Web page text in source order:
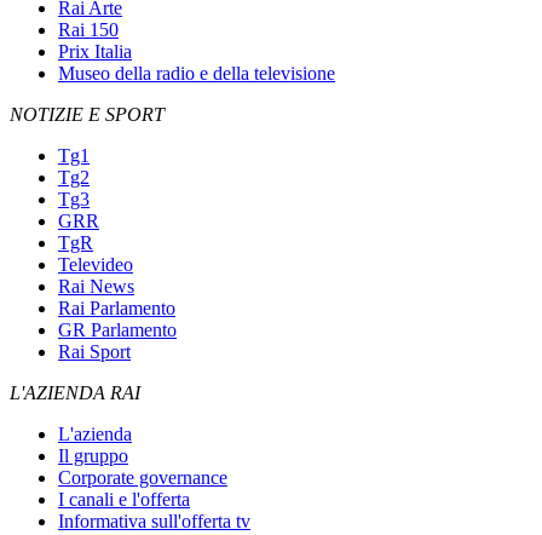
Rai Arte
Rai 150
Prix Italia
Museo della radio e della televisione
NOTIZIE E SPORT
Tg1
Tg2
Tg3
GRR
TgR
Televideo
Rai News
Rai Parlamento
GR Parlamento
Rai Sport
L'AZIENDA RAI
L'azienda
Il gruppo
Corporate governance
I canali e l'offerta
Informativa sull'offerta tv